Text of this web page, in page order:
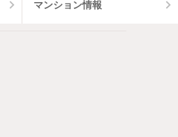
マンション情報